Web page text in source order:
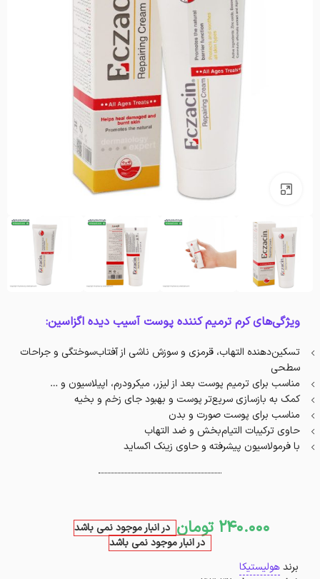
بزرگنمایی تصویر
ویژگی‌های کرم ترمیم کننده پوست آسیب دیده اگزاسین:
تسکین‌دهنده التهاب، قرمزی و سوزش ناشی از آفتاب‌سوختگی و جراحات
سطحی
مناسب برای ترمیم پوست بعد از لیزر، میکرودرم، اپیلاسیون و …
کمک به بازسازی سریع‌تر پوست و بهبود جای زخم و بخیه
مناسب برای پوست صورت و بدن
حاوی ترکیبات التیام‌بخش و ضد التهاب
با فرمولاسیون پیشرفته و حاوی زینک اکساید
240.000 تومان در انبار موجود نمی باشد
در انبار موجود نمی باشد
برندهولیستیکا